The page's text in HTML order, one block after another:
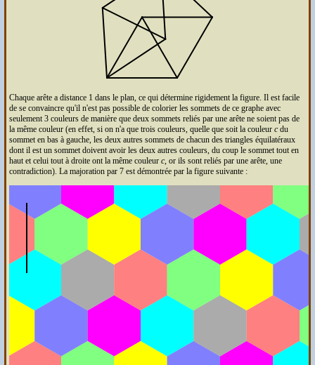
Chaque arête a distance 1 dans le plan, ce qui détermine rigidement la figure. Il est facile
de se convaincre qu'il n'est pas possible de colorier les sommets de ce graphe avec
seulement 3 couleurs de manière que deux sommets reliés par une arête ne soient pas de
la même couleur (en effet, si on n'a que trois couleurs, quelle que soit la couleur cdu
sommet en bas à gauche, les deux autres sommets de chacun des triangles équilatéraux
dont il est un sommet doivent avoir les deux autres couleurs, du coup le sommet tout en
haut et celui tout à droite ont la même couleur c, or ils sont reliés par une arête, une
contradiction). La majoration par 7 est démontrée par la figure suivante :